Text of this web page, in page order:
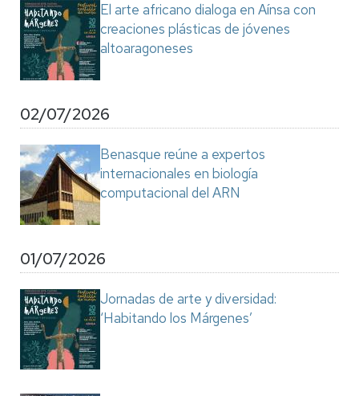
El arte africano dialoga en Aínsa con
creaciones plásticas de jóvenes
altoaragoneses
02/07/2026
Benasque reúne a expertos
internacionales en biología
computacional del ARN
01/07/2026
Jornadas de arte y diversidad:
‘Habitando los Márgenes’